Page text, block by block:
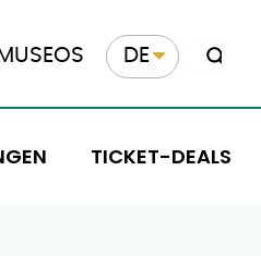
DE
TICKET-DEALS